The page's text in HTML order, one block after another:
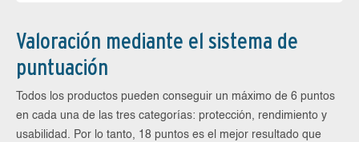
Valoración mediante el sistema de
puntuación
Todos los productos pueden conseguir un máximo de 6 puntos
en cada una de las tres categorías: protección, rendimiento y
usabilidad. Por lo tanto, 18 puntos es el mejor resultado que